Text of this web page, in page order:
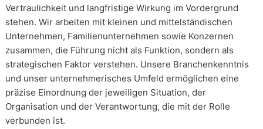
Vertraulichkeit und langfristige Wirkung im Vordergrund
stehen. Wir arbeiten mit kleinen und mittelständischen
Unternehmen, Familienunternehmen sowie Konzernen
zusammen, die Führung nicht als Funktion, sondern als
strategischen Faktor verstehen. Unsere Branchenkenntnis
und unser unternehmerisches Umfeld ermöglichen eine
präzise Einordnung der jeweiligen Situation, der
Organisation und der Verantwortung, die mit der Rolle
verbunden ist.